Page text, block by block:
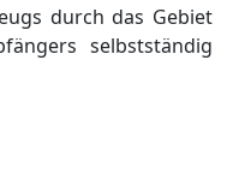
durch das Gebiet
selbstständig